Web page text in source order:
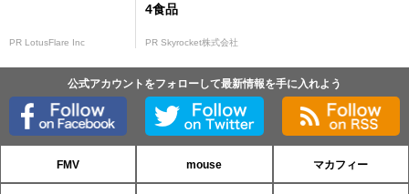
PR LotusFlare Inc
4食品
PR Skyrocket株式会社
公式アカウントをフォローして最新情報を手に入れよう
FMV mouse マカフィー